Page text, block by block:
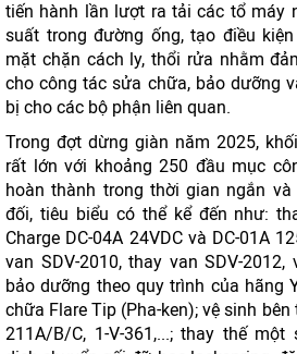
tiến hành lần lượt ra tải các tổ máy
suất trong đường ống, tạo điều
mặt chặn cách ly, thổi rửa nhằm
cho công tác sửa chữa, bảo dưỡng
bị cho các bộ phận liên quan.
Trong đợt dừng giàn năm 2025,
rất lớn với khoảng 250 đầu mục
hoàn thành trong thời gian ngắn
đối, tiêu biểu có thể kể đến như:
Charge DC-04A 24VDC và DC-01A
van SDV-2010, thay van SDV-2012,
bảo dưỡng theo quy trình của hãng
chữa Flare Tip (Pha-ken); vệ sinh
211A/B/C, 1-V-361,...; thay thế